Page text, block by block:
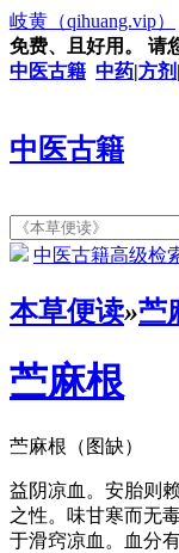
岐黄 （qihuang.vip）
免费、且好用。
请
中医古籍 中药|方剂 |
中医古籍
中医古籍高级检
本草便读»苎
苎麻根
苎麻根（图缺）
益阴凉血。安胎则
之性。味甘寒而无
于滑窍凉血。血分